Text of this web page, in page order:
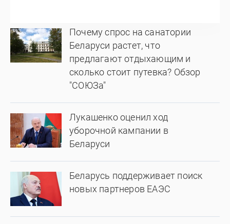
Почему спрос на санатории
Беларуси растет, что
предлагают отдыхающим и
сколько стоит путевка? Обзор
"СОЮЗа"
Лукашенко оценил ход
уборочной кампании в
Беларуси
Беларусь поддерживает поиск
новых партнеров ЕАЭС